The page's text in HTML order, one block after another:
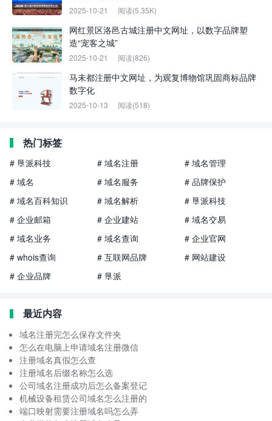
2025-10-21 阅读(5.35K)
网红景区洛邑古城注册中文网址，以数字品牌塑
造“宠客之城”
2025-10-21 阅读(826)
马未都注册中文网址，为观复博物馆巩固商标品牌
数字化
2025-10-13 阅读(518)
热门标签
# 垦派科技 # 域名注册
# 域名管理
# 域名
# 域名服务
# 品牌保护
# 域名百科知识
# 域名解析
# 垦派科技
# 企业邮箱
# 企业建站
# 域名交易
# 域名业务
# 域名查询
# 企业官网
# whois查询
# 互联网品牌
# 网站建设
# 企业品牌
# 垦派
最近内容
域名注册完怎么保存文件夹
怎么在电脑上申请域名注册微信
注册域名真假怎么查
注册域名后缀名称怎么选
公司域名注册成功后怎么备案登记
机械设备租赁公司域名怎么注册的
端口映射需要注册域名吗怎么弄